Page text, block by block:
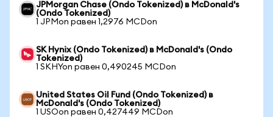
JPMorgan Chase (Ondo Tokenized) в McDonald's
(Ondo Tokenized)
1 JPMon равен 1,2976 MCDon
SK Hynix (Ondo Tokenized) в McDonald's (Ondo
Tokenized)
1 SKHYon равен 0,490245 MCDon
United States Oil Fund (Ondo Tokenized) в
McDonald's (Ondo Tokenized)
1 USOon равен 0,427449 MCDon